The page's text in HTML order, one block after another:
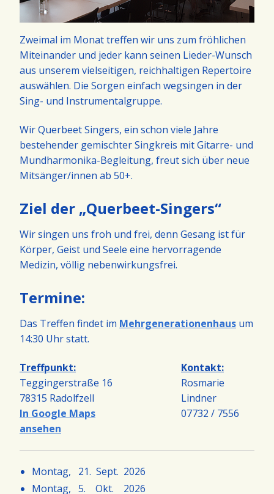
Zweimal im Monat treffen wir uns zum fröhlichen
Miteinander und jeder kann seinen Lieder-Wunsch
aus unserem vielseitigen, reichhaltigen Repertoire
auswählen. Die Sorgen einfach wegsingen in der
Sing- und Instrumentalgruppe.
Wir Querbeet Singers, ein schon viele Jahre
bestehender gemischter Singkreis mit Gitarre- und
Mundharmonika-Begleitung, freut sich über neue
Mitsänger/innen ab 50+.
Ziel der „Querbeet-Singers“
Wir singen uns froh und frei, denn Gesang ist für
Körper, Geist und Seele eine hervorragende
Medizin, völlig nebenwirkungsfrei.
Termine:
Das Treffen findet im Mehrgenerationenhaus um
14:30 Uhr statt.
Treffpunkt:
Teggingerstraße 16
78315 Radolfzell
In Google Maps
ansehen
Kontakt:
Rosmarie
Lindner
07732 / 7556
Montag, 21. Sept. 2026
Montag, 5. Okt. 2026